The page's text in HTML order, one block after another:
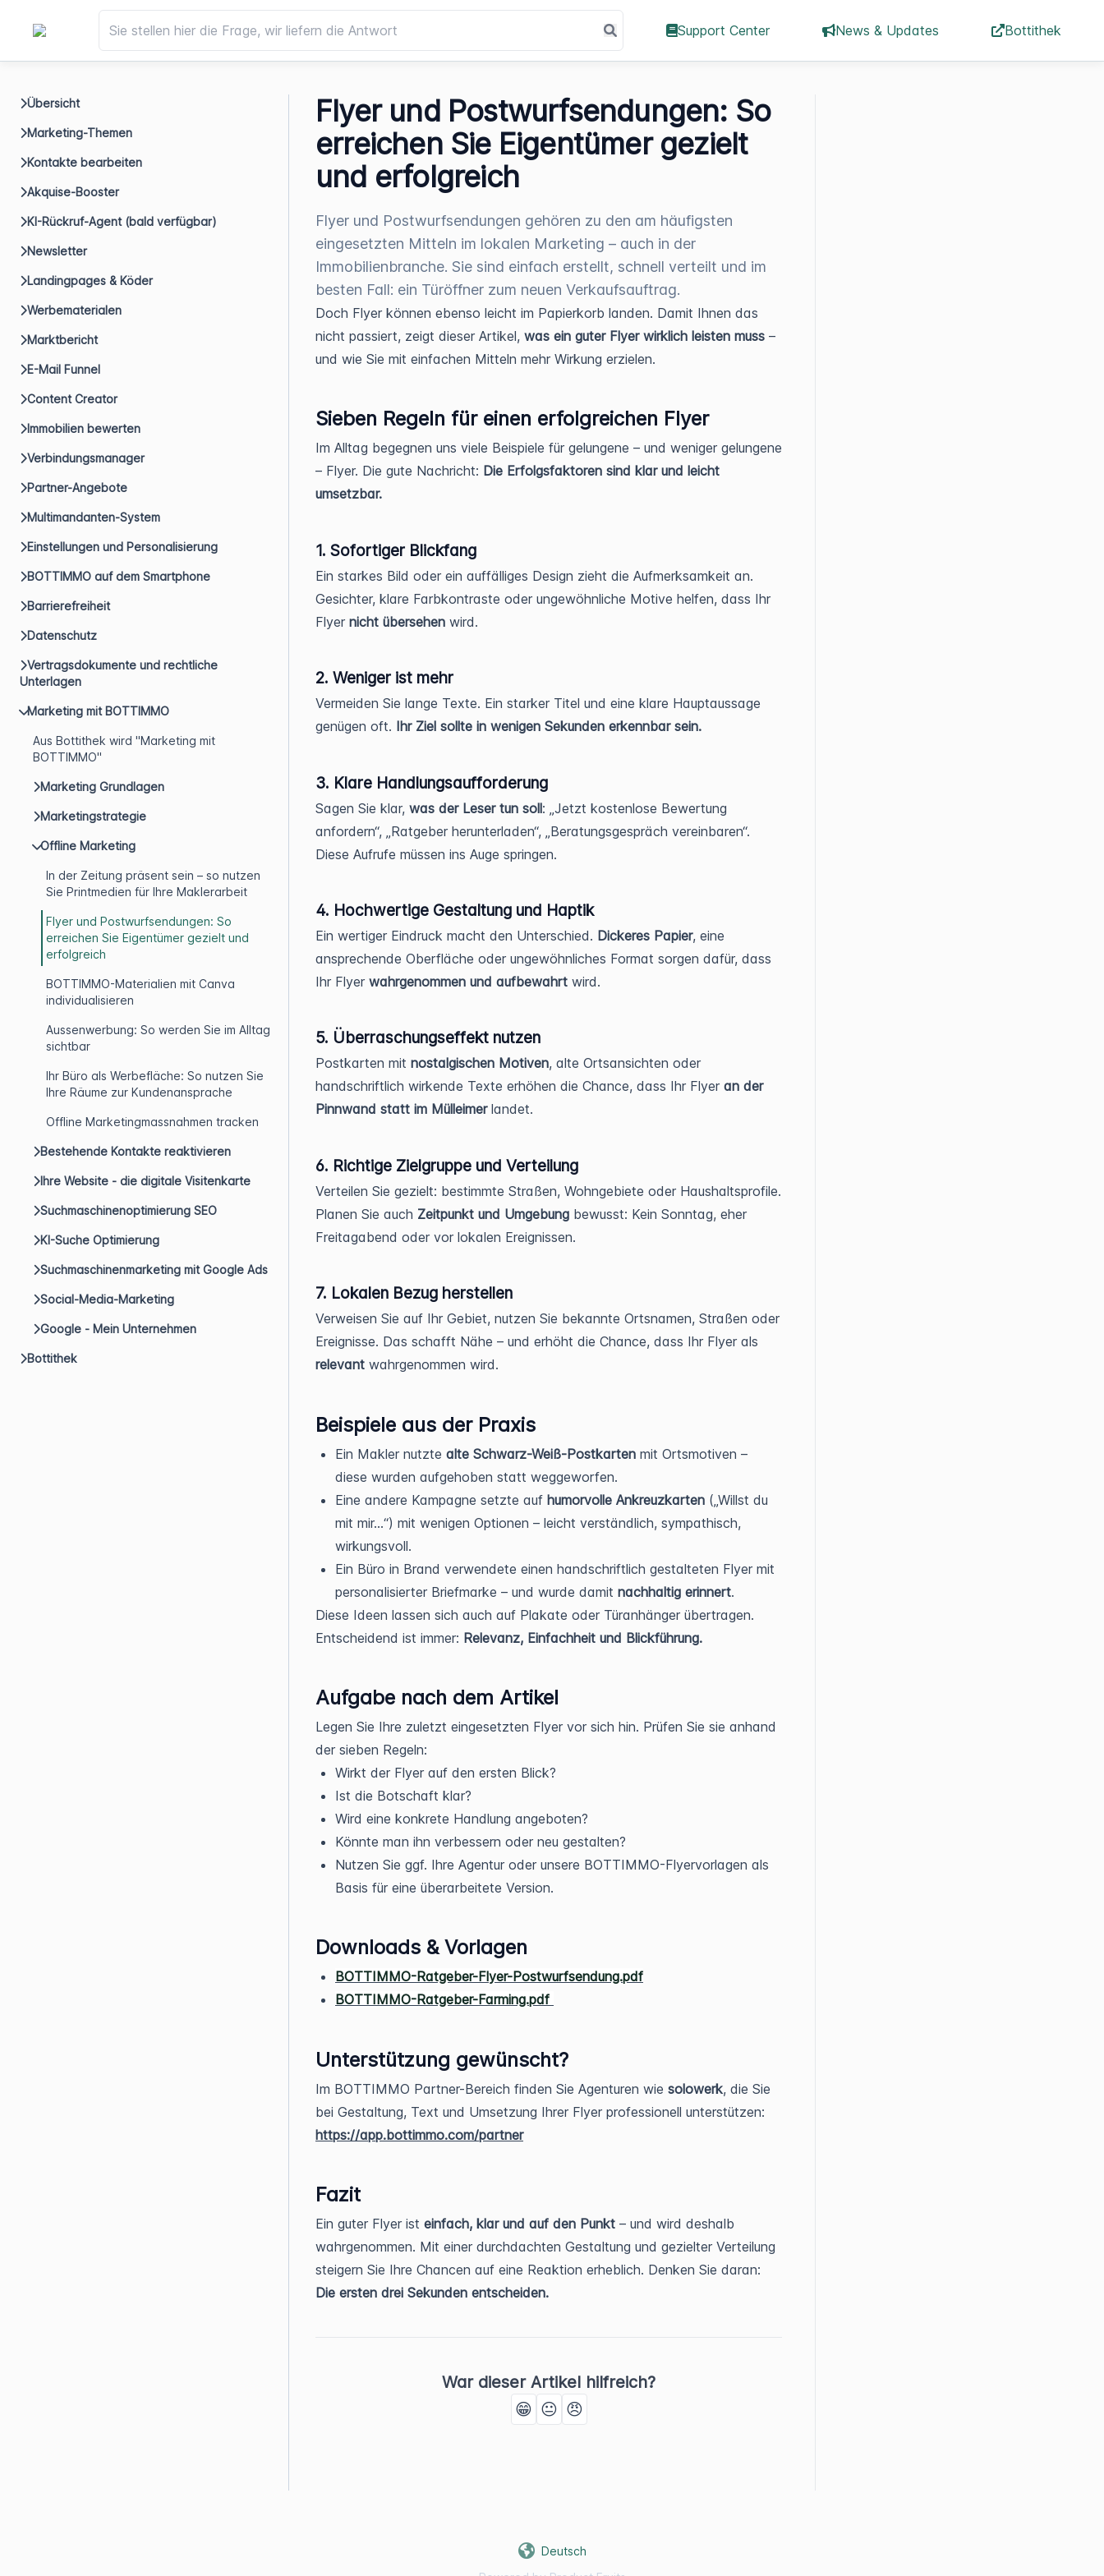
Support Center News & Updates Bottithek
Übersicht
Marketing-Themen
Kontakte bearbeiten
Akquise-Booster
KI-Rückruf-Agent (bald verfügbar)
Newsletter
Landingpages & Köder
Werbematerialen
Marktbericht
E-Mail Funnel
Content Creator
Immobilien bewerten
Verbindungsmanager
Partner-Angebote
Multimandanten-System
Einstellungen und Personalisierung
BOTTIMMO auf dem Smartphone
Barrierefreiheit
Datenschutz
Vertragsdokumente und rechtliche
Unterlagen
Marketing mit BOTTIMMO
Aus Bottithek wird "Marketing mit
BOTTIMMO"
Marketing Grundlagen
Marketingstrategie
Offline Marketing
In der Zeitung präsent sein – so nutzen
Sie Printmedien für Ihre Maklerarbeit
Flyer und Postwurfsendungen: So
erreichen Sie Eigentümer gezielt und
erfolgreich
BOTTIMMO-Materialien mit Canva
individualisieren
Aussenwerbung: So werden Sie im Alltag
sichtbar
Ihr Büro als Werbefläche: So nutzen Sie
Ihre Räume zur Kundenansprache
Offline Marketingmassnahmen tracken
Bestehende Kontakte reaktivieren
Ihre Website - die digitale Visitenkarte
Suchmaschinenoptimierung SEO
KI-Suche Optimierung
Suchmaschinenmarketing mit Google Ads
Social-Media-Marketing
Google - Mein Unternehmen
Bottithek
Flyer und Postwurfsendungen: So
erreichen Sie Eigentümer gezielt
und erfolgreich
Flyer und Postwurfsendungen gehören zu den am häufigsten
eingesetzten Mitteln im lokalen Marketing – auch in der
Immobilienbranche. Sie sind einfach erstellt, schnell verteilt und im
besten Fall: ein Türöffner zum neuen Verkaufsauftrag.
Doch Flyer können ebenso leicht im Papierkorb landen. Damit Ihnen das
nicht passiert, zeigt dieser Artikel, was ein guter Flyer wirklich leisten muss –
und wie Sie mit einfachen Mitteln mehr Wirkung erzielen.
Sieben Regeln für einen erfolgreichen Flyer
Im Alltag begegnen uns viele Beispiele für gelungene – und weniger gelungene
– Flyer. Die gute Nachricht: Die Erfolgsfaktoren sind klar und leicht
umsetzbar.
1. Sofortiger Blickfang
Ein starkes Bild oder ein auffälliges Design zieht die Aufmerksamkeit an.
Gesichter, klare Farbkontraste oder ungewöhnliche Motive helfen, dass Ihr
Flyer nicht übersehen wird.
2. Weniger ist mehr
Vermeiden Sie lange Texte. Ein starker Titel und eine klare Hauptaussage
genügen oft. Ihr Ziel sollte in wenigen Sekunden erkennbar sein.
3. Klare Handlungsaufforderung
Sagen Sie klar, was der Leser tun soll: „Jetzt kostenlose Bewertung
anfordern“, „Ratgeber herunterladen“, „Beratungsgespräch vereinbaren“.
Diese Aufrufe müssen ins Auge springen.
4. Hochwertige Gestaltung und Haptik
Ein wertiger Eindruck macht den Unterschied. Dickeres Papier, eine
ansprechende Oberfläche oder ungewöhnliches Format sorgen dafür, dass
Ihr Flyer wahrgenommen und aufbewahrt wird.
5. Überraschungseffekt nutzen
Postkarten mit nostalgischen Motiven, alte Ortsansichten oder
handschriftlich wirkende Texte erhöhen die Chance, dass Ihr Flyer an der
Pinnwand statt im Mülleimerlandet.
6. Richtige Zielgruppe und Verteilung
Verteilen Sie gezielt: bestimmte Straßen, Wohngebiete oder Haushaltsprofile.
Planen Sie auch Zeitpunkt und Umgebung bewusst: Kein Sonntag, eher
Freitagabend oder vor lokalen Ereignissen.
7. Lokalen Bezug herstellen
Verweisen Sie auf Ihr Gebiet, nutzen Sie bekannte Ortsnamen, Straßen oder
Ereignisse. Das schafft Nähe – und erhöht die Chance, dass Ihr Flyer als
relevant wahrgenommen wird.
Beispiele aus der Praxis
Ein Makler nutzte alte Schwarz-Weiß-Postkarten mit Ortsmotiven –
diese wurden aufgehoben statt weggeworfen.
Eine andere Kampagne setzte auf humorvolle Ankreuzkarten („Willst du
mit mir…“) mit wenigen Optionen – leicht verständlich, sympathisch,
wirkungsvoll.
Ein Büro in Brand verwendete einen handschriftlich gestalteten Flyer mit
personalisierter Briefmarke – und wurde damit nachhaltig erinnert.
Diese Ideen lassen sich auch auf Plakate oder Türanhänger übertragen.
Entscheidend ist immer: Relevanz, Einfachheit und Blickführung.
Aufgabe nach dem Artikel
Legen Sie Ihre zuletzt eingesetzten Flyer vor sich hin. Prüfen Sie sie anhand
der sieben Regeln:
Wirkt der Flyer auf den ersten Blick?
Ist die Botschaft klar?
Wird eine konkrete Handlung angeboten?
Könnte man ihn verbessern oder neu gestalten?
Nutzen Sie ggf. Ihre Agentur oder unsere BOTTIMMO-Flyervorlagen als
Basis für eine überarbeitete Version.
Downloads & Vorlagen
BOTTIMMO-Ratgeber-Flyer-Postwurfsendung.pdf
BOTTIMMO-Ratgeber-Farming.pdf
Unterstützung gewünscht?
Im BOTTIMMO Partner-Bereich finden Sie Agenturen wie solowerk, die Sie
bei Gestaltung, Text und Umsetzung Ihrer Flyer professionell unterstützen:
https://app.bottimmo.com/partner
Fazit
Ein guter Flyer ist einfach, klar und auf den Punkt – und wird deshalb
wahrgenommen. Mit einer durchdachten Gestaltung und gezielter Verteilung
steigern Sie Ihre Chancen auf eine Reaktion erheblich. Denken Sie daran:
Die ersten drei Sekunden entscheiden.
War dieser Artikel hilfreich?
😁 😐 😠
Deutsch